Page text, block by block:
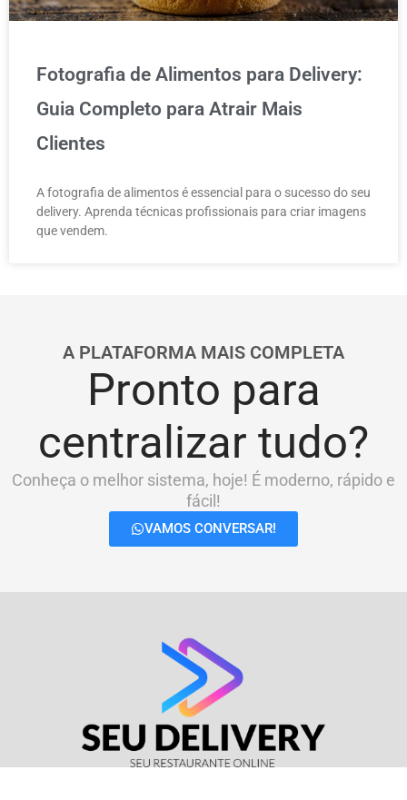
Fotografia de Alimentos para Delivery:
Guia Completo para Atrair Mais
Clientes
A fotografia de alimentos é essencial para o sucesso do seu
delivery. Aprenda técnicas profissionais para criar imagens
que vendem.
A PLATAFORMA MAIS COMPLETA
Pronto para
centralizar tudo?
Conheça o melhor sistema, hoje! É moderno, rápido e
fácil!
VAMOS CONVERSAR!